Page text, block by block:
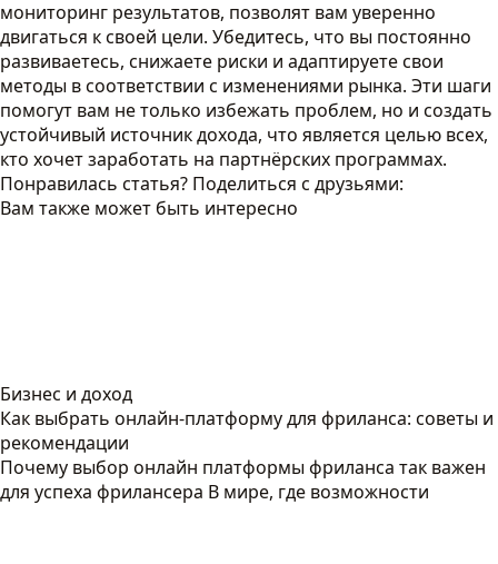
мониторинг результатов, позволят вам уверенно
двигаться к своей цели. Убедитесь, что вы постоянно
развиваетесь, снижаете риски и адаптируете свои
методы в соответствии с изменениями рынка. Эти шаги
помогут вам не только избежать проблем, но и создать
устойчивый источник дохода, что является целью всех,
кто хочет заработать на партнёрских программах.
Понравилась статья? Поделиться с друзьями:
Вам также может быть интересно
Бизнес и доход
Как выбрать онлайн-платформу для фриланса: советы и
рекомендации
Почему выбор онлайн платформы фриланса так важен
для успеха фрилансера В мире, где возможности